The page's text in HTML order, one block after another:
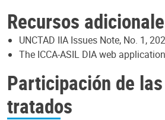
Recursos
UNCTAD IIA Issues Note, No. 1,
The ICCA-ASIL DIA web
Participación de
tratados